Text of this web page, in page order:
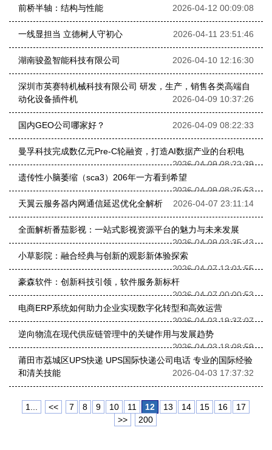
前桥半轴：结构与性能
2026-04-12 00:09:08
一线显担当 立德树人守初心 2026-04-11 23:51:46
湖南骏盈智能科技有限公司 2026-04-10 12:16:30
深圳市英赛特机械科技有限公司 研发，生产，销售各类高端自
动化设备插件机
2026-04-09 10:37:26
国内GEO公司哪家好？ 2026-04-09 08:22:33
曼孚科技完成数亿元Pre-C轮融资，打造AI数据产业的台积电
2026-04-09 08:22:39
遗传性小脑萎缩（sca3）206年一方看到希望
2026-04-09 08:25:53
天翼云服务器内网通信延迟优化全解析
2026-04-07 23:11:14
全面解析番茄影视：一站式影视资源平台的魅力与未来发展
2026-04-09 03:35:43
小草影院：融合经典与创新的观影新体验探索
2026-04-07 12:01:55
豪森软件：创新科技引领，软件服务新标杆
2026-04-07 00:00:53
电商ERP系统如何助力企业实现数字化转型和高效运营
2026-04-03 19:37:07
逆向物流在现代供应链管理中的关键作用与发展趋势
2026-04-03 18:08:59
莆田市‌荔城区UPS快递 UPS国际快递公司电话 专业的国际经验
和清关技能
2026-04-03 17:37:32
1... << 7 8 9 10 11 12 13 14 15 16
17
>>
200